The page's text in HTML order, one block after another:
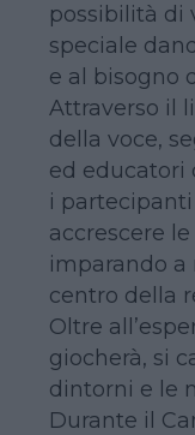
possibilità di
speciale
e al bisogno
Attraverso il
della voce,
ed educatori
i
accrescere
imparando a
centro della
Oltre
giocherà, si
dintorni e le
Durante il